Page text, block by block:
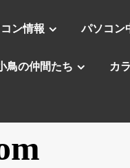
ン情報 パソコン
鳥の仲間たち カ